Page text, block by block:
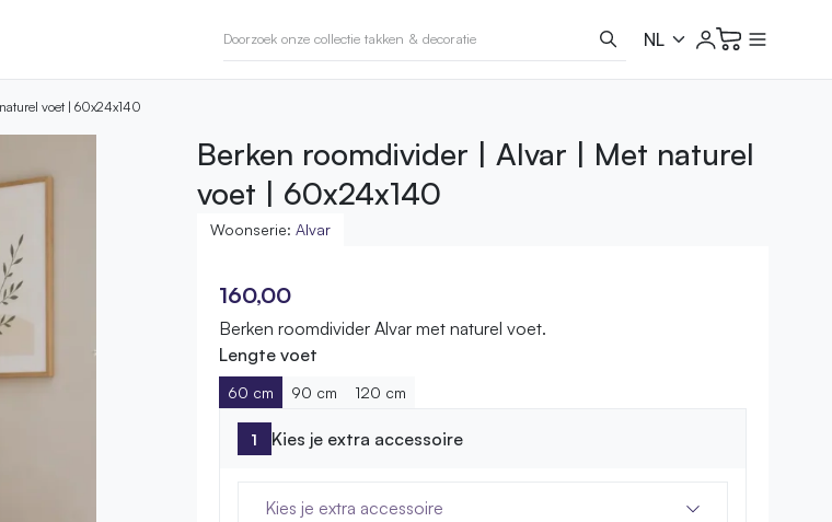
voet | 60x24x140
Berken roomdivider | Alvar | Met naturel
voet | 60x24x140
Woonserie:Alvar
160,00
Berken roomdivider Alvar met naturel voet.
Lengte voet
60 cm 90 cm 120 cm
Kies je extra accessoire
Kies je extra accessoire